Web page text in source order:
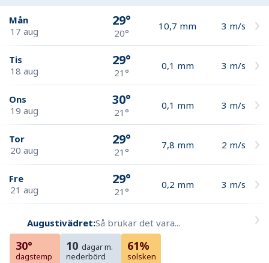
Mån
17 aug
29°
20°
10,7 mm 3 m/s
Tis
18 aug
29°
21°
0,1 mm 3 m/s
Ons
19 aug
30°
21°
0,1 mm 3 m/s
Tor
20 aug
29°
21°
7,8 mm 2 m/s
Fre
21 aug
29°
21°
0,2 mm 3 m/s
Augustivädret:Så brukar det vara...
30°
dagstemp
10 dagar m.
nederbörd
61%
solsken